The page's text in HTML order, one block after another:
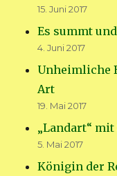
15. Juni 2017
Es summt
4. Juni 2017
Unheimliche
Art
19. Mai 2017
„Landart“
5. Mai 2017
Königin der